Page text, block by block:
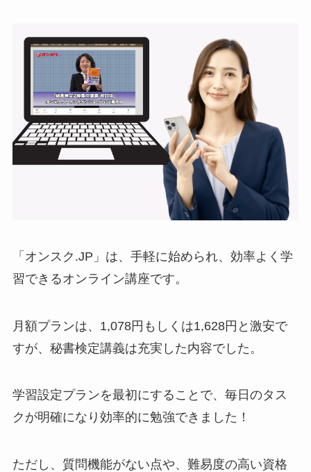
「オンスク.JP」は、手軽に始められ、効率よく学
習できるオンライン講座です。
月額プランは、1,078円もしくは1,628円と激安で
すが、秘書検定講義は充実した内容でした。
学習設定プランを最初にすることで、毎日のタス
クが明確になり効率的に勉強できました！
ただし、質問機能がない点や、難易度の高い資格